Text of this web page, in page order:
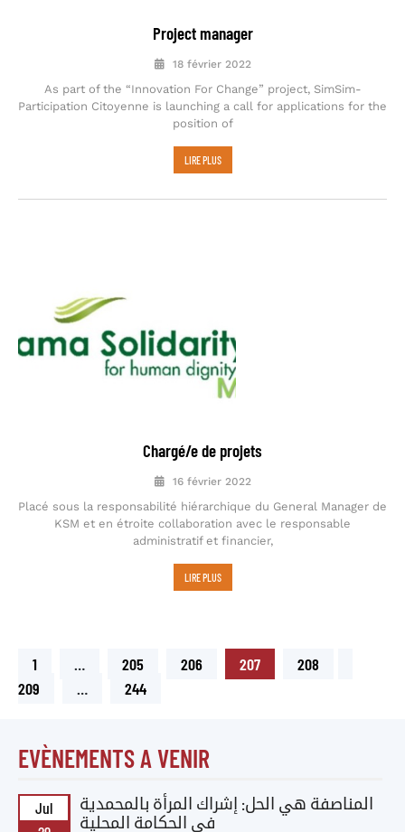
Project manager
18 février 2022
As part of the “Innovation For Change” project, SimSim-
Participation Citoyenne is launching a call for applications for the
position of
LIRE PLUS
Chargé/e de projets
16 février 2022
Placé sous la responsabilité hiérarchique du General Manager de
KSM et en étroite collaboration avec le responsable
administratif et financier,
LIRE PLUS
1 … 205 206 207
208
209
… 244
EVÈNEMENTS A VENIR
Jul
المناصفة هي الحل: إشراك المرأة بالمحمدية
في الحكامة المحلية